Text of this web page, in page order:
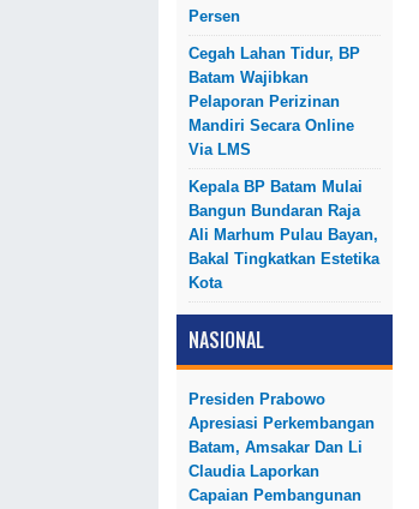
Persen
Cegah Lahan Tidur, BP
Batam Wajibkan
Pelaporan Perizinan
Mandiri Secara Online
Via LMS
Kepala BP Batam Mulai
Bangun Bundaran Raja
Ali Marhum Pulau Bayan,
Bakal Tingkatkan Estetika
Kota
NASIONAL
Presiden Prabowo
Apresiasi Perkembangan
Batam, Amsakar Dan Li
Claudia Laporkan
Capaian Pembangunan